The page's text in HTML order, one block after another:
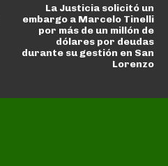
La Justicia solicitó un
embargo a Marcelo Tinelli
por más de un millón de
dólares por deudas
durante su gestión en San
Lorenzo